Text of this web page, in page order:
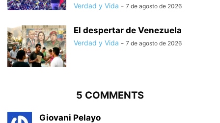
Verdad y Vida - 7 de agosto de 2026
El despertar de Venezuela
Verdad y Vida - 7 de agosto de 2026
5 COMMENTS
Giovani Pelayo